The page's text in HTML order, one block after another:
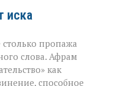
иска
пропажа
слова. Афрам
как
способное